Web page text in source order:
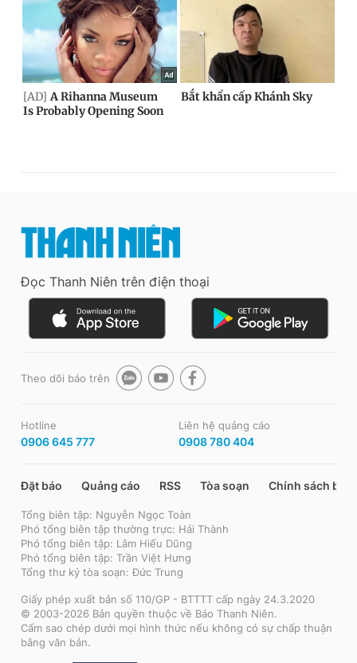
Đọc Thanh Niên trên điện thoại
Theo dõi báo trên
Hotline
0906 645 777
Liên hệ quảng cáo
0908 780 404
Đặt báo Quảng cáo RSS Tòa soạn Chính sách bảo
Tổng biên tập: Nguyễn Ngọc Toàn
Phó tổng biên tập thường trực: Hải Thành
Phó tổng biên tập: Lâm Hiếu Dũng
Phó tổng biên tập: Trần Việt Hưng
Tổng thư ký tòa soạn: Đức Trung
Giấy phép xuất bản số 110/GP - BTTTT cấp ngày 24.3.2020
© 2003-2026 Bản quyền thuộc về Báo Thanh Niên.
Cấm sao chép dưới mọi hình thức nếu không có sự chấp thuận
bằng văn bản.